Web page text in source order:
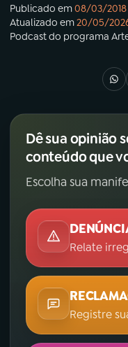
Publicado em08/03/2018
Atualizado em20/05/
Podcastdo programa
Dê sua opinião
conteúdo que
Escolha sua
Relate
Registre